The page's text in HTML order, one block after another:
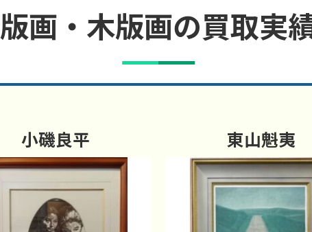
版画・木版画の買取実
小磯良平 東山魁夷